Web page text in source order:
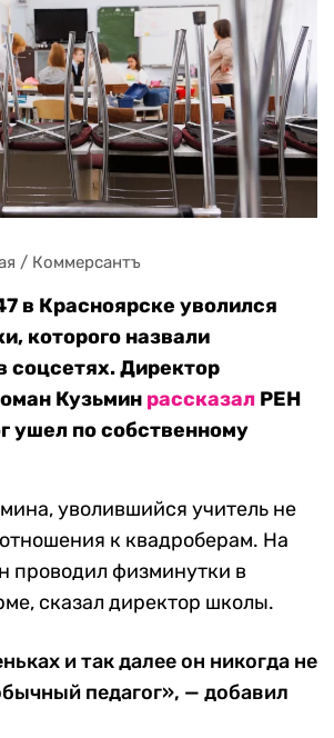
/ Коммерсантъ
в Красноярске уволился
которого назвали
соцсетях. Директор
Кузьмин рассказал РЕН
ушел по собственному
уволившийся учитель не
к квадроберам. На
проводил физминутки в
сказал директор школы.
и так далее он никогда не
педагог», — добавил